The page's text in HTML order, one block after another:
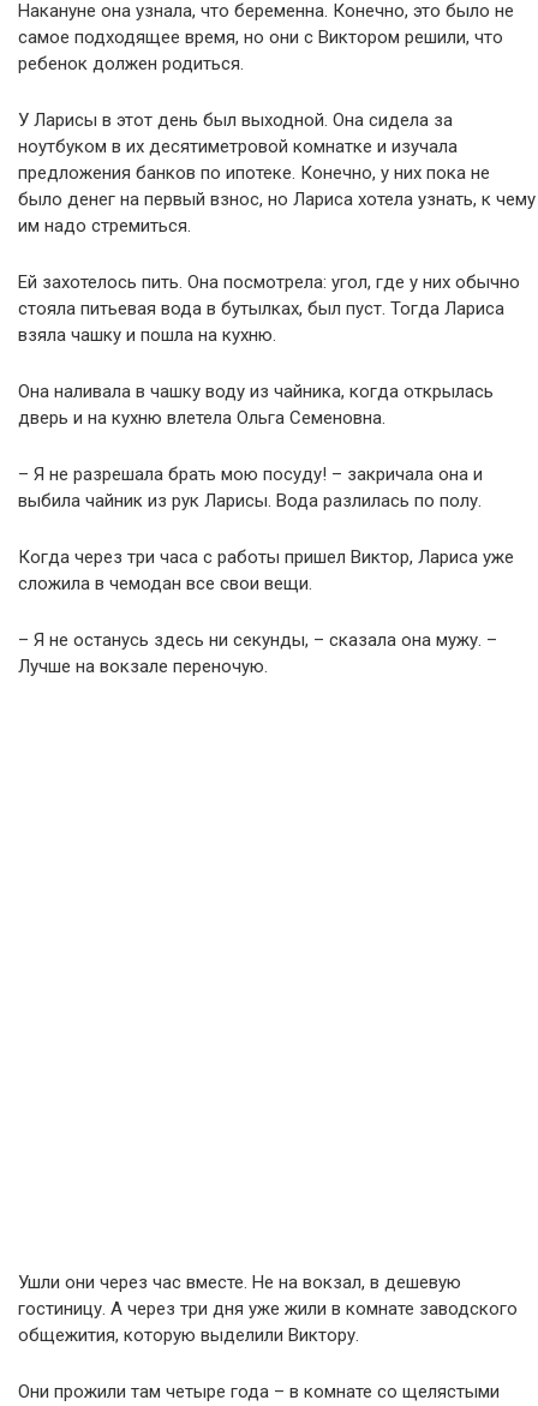
Накануне она узнала, что беременна. Конечно, это было не
самое подходящее время, но они с Виктором решили, что
ребенок должен родиться.
У Ларисы в этот день был выходной. Она сидела за
ноутбуком в их десятиметровой комнатке и изучала
предложения банков по ипотеке. Конечно, у них пока не
было денег на первый взнос, но Лариса хотела узнать, к чему
им надо стремиться.
Ей захотелось пить. Она посмотрела: угол, где у них обычно
стояла питьевая вода в бутылках, был пуст. Тогда Лариса
взяла чашку и пошла на кухню.
Она наливала в чашку воду из чайника, когда открылась
дверь и на кухню влетела Ольга Семеновна.
– Я не разрешала брать мою посуду! – закричала она и
выбила чайник из рук Ларисы. Вода разлилась по полу.
Когда через три часа с работы пришел Виктор, Лариса уже
сложила в чемодан все свои вещи.
– Я не останусь здесь ни секунды, – сказала она мужу. –
Лучше на вокзале переночую.
Ушли они через час вместе. Не на вокзал, в дешевую
гостиницу. А через три дня уже жили в комнате заводского
общежития, которую выделили Виктору.
Они прожили там четыре года – в комнате со щелястыми